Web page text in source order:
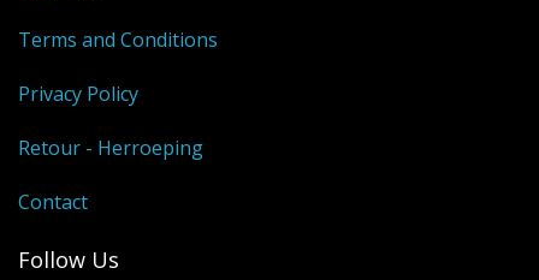
Terms and Conditions
Privacy Policy
Retour - Herroeping
Contact
Follow Us